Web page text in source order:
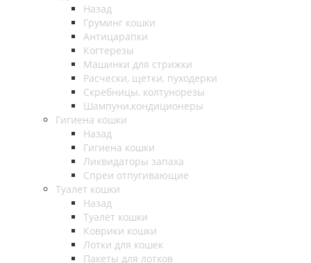
Назад
Груминг кошки
Антицарапки
Когтерезы
Машинки для стрижки
Расчески, щетки, пуходерки
Скребницы, колтунорезы
Шампуни,кондиционеры
Гигиена кошки
Назад
Гигиена кошки
Ликвидаторы запаха
Спреи отпугивающие
Туалет кошки
Назад
Туалет кошки
Коврики кошки
Лотки для кошек
Пакеты для лотков